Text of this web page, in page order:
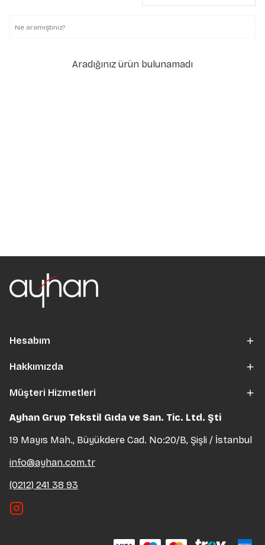
Aradığınız ürün bulunamadı
Hesabım
Hakkımızda
Müşteri Hizmetleri
Ayhan Grup Tekstil Gıda ve San. Tic. Ltd. Şti
19 Mayıs Mah., Büyükdere Cad. No:20/B, Şişli / İstanbul
info@ayhan.com.tr
(0212) 241 38 93